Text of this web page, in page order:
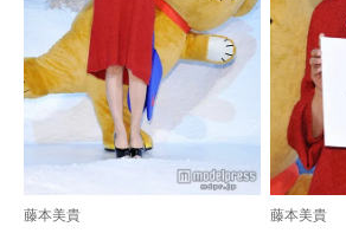
藤本美貴 藤本美貴